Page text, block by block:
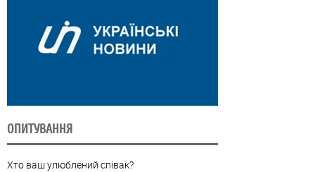
ОПИТУВАННЯ
Хто ваш улюблений співак?